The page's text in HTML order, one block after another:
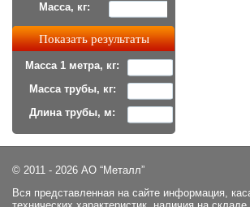
Масса, кг:
Масса 1 метра, кг:
Масса трубы, кг:
Длина трубы, м:
© 2011 - 2026 АО “Металл”
Вся представленная на сайте информация,